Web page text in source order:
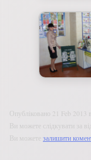
Опубліковано 21 Feb 2013
Ви можете слідкувати за
Ви можете залишити